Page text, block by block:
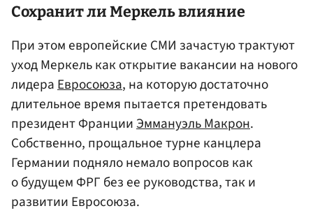
Сохранит ли Меркель влияние
При этом европейские СМИ зачастую трактуют
уход Меркель как открытие вакансии на нового
лидераЕвросоюза, на которую достаточно
длительное время пытается претендовать
президент ФранцииЭммануэль Макрон.
Собственно, прощальное турне канцлера
Германии подняло немало вопросов как
о будущем ФРГ без ее руководства, так и
развитии Евросоюза.